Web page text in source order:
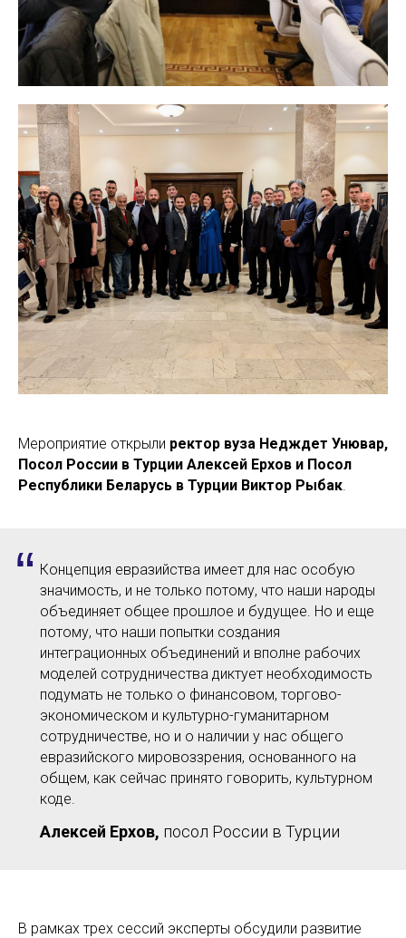
Мероприятие открыли ректор вуза Недждет Унювар,
Посол России в Турции Алексей Ерхов и Посол
Республики Беларусь в Турции Виктор Рыбак.
“ Концепция евразийства имеет для нас особую
значимость, и не только потому, что наши народы
объединяет общее прошлое и будущее. Но и еще
потому, что наши попытки создания
интеграционных объединений и вполне рабочих
моделей сотрудничества диктует необходимость
подумать не только о финансовом, торгово-
экономическом и культурно-гуманитарном
сотрудничестве, но и о наличии у нас общего
евразийского мировоззрения, основанного на
общем, как сейчас принято говорить, культурном
коде.
Алексей Ерхов, посол России в Турции
В рамках трех сессий эксперты обсудили развитие